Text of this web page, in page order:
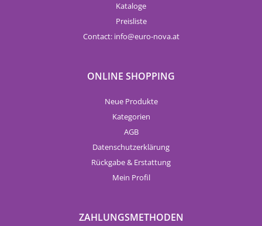
Kataloge
Preisliste
Contact: info euro-nova.at
ONLINE SHOPPING
Neue Produkte
Kategorien
AGB
Datenschutzerklärung
Rückgabe & Erstattung
Mein Profil
ZAHLUNGSMETHODEN